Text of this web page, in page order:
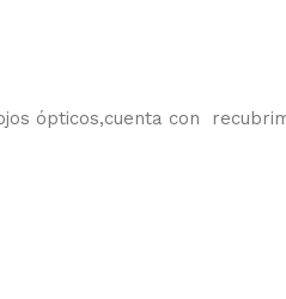
ópticos,cuenta con